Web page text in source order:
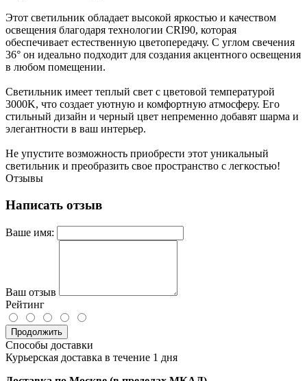
Этот светильник обладает высокой яркостью и качеством
освещения благодаря технологии CRI90, которая
обеспечивает естественную цветопередачу. С углом свечения
36° он идеально подходит для создания акцентного освещения
в любом помещении.
Светильник имеет теплый свет с цветовой температурой
3000K, что создает уютную и комфортную атмосферу. Его
стильный дизайн и черный цвет непременно добавят шарма и
элегантности в ваш интерьер.
Не упустите возможность приобрести этот уникальный
светильник и преобразить свое пространство с легкостью!
Отзывы
Написать отзыв
Ваше имя:
Ваш отзыв
Рейтинг
Продолжить
Способы доставки
Курьерская доставка в течение 1 дня